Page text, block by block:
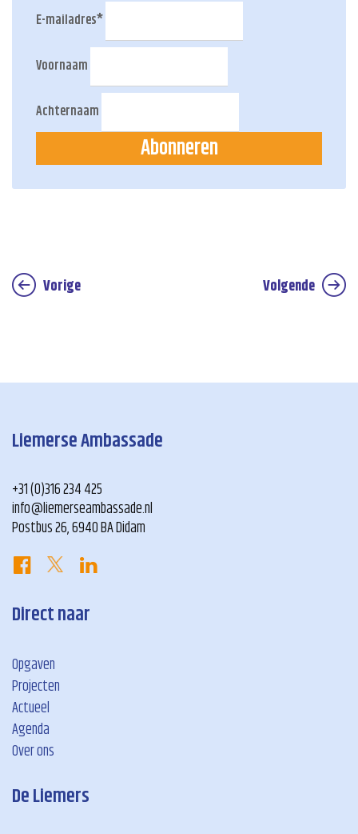
E-mailadres*
Voornaam
Achternaam
Abonneren
Vorige Volgende
Liemerse Ambassade
+31 (0)316 234 425
info@liemerseambassade.nl
Postbus 26, 6940 BA Didam
Direct naar
Opgaven
Projecten
Actueel
Agenda
Over ons
De Liemers